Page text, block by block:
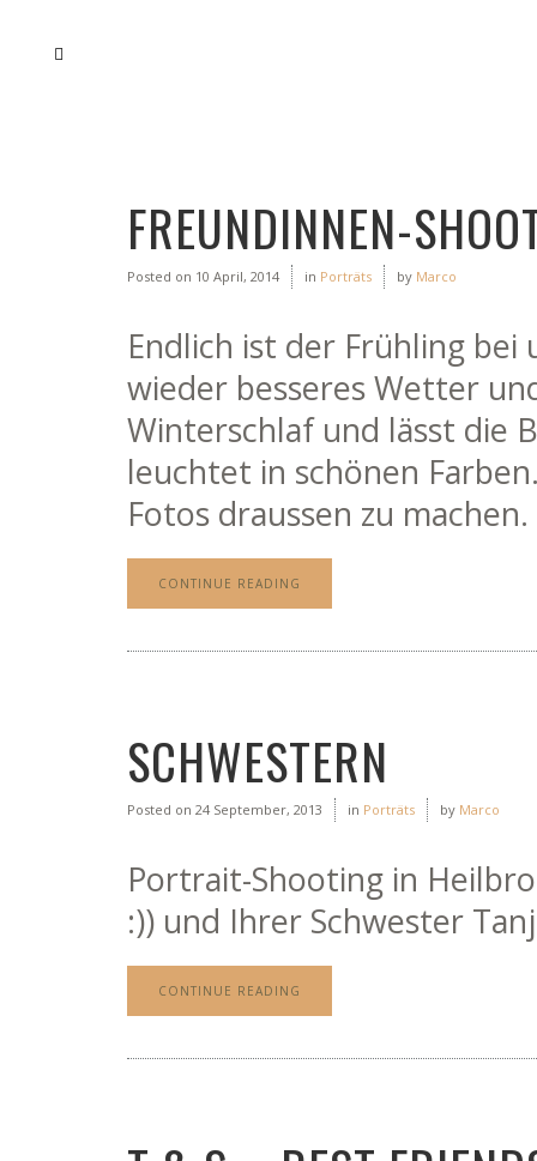
FREUNDINNEN-
Posted on 10 April, 2014 in Porträts by Marco
Endlich ist der Frühling bei
wieder besseres Wetter
Winterschlaf und lässt die
leuchtet in schönen
Fotos draussen zu machen.
CONTINUE READING
SCHWESTERN
Posted on 24 September, 2013 in Porträts by Marco
Portrait-Shooting in
:)) und Ihrer Schwester
CONTINUE READING